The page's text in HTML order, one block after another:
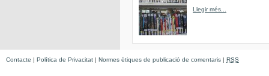
Llegir més...
Contacte | Política de Privacitat | Normes ètiques de publicació de comentaris | RSS